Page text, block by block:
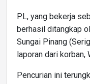
PL, yang bekerja
berhasil ditangkap
Sungai Pinang
laporan dari korban,
Pencurian ini